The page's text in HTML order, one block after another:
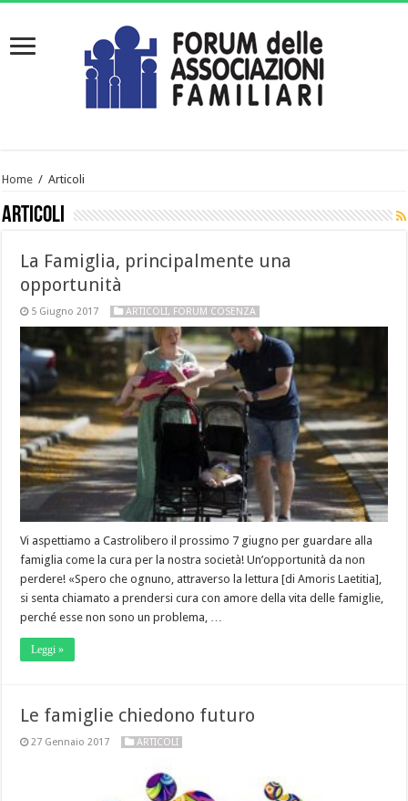
Home / Articoli
Articoli
La Famiglia, principalmente una
opportunità
5 Giugno 2017 ARTICOLI, FORUM COSENZA
Vi aspettiamo a Castrolibero il prossimo 7 giugno per guardare alla
famiglia come la cura per la nostra società! Un’opportunità da non
perdere! «Spero che ognuno, attraverso la lettura [di Amoris Laetitia],
si senta chiamato a prendersi cura con amore della vita delle famiglie,
perché esse non sono un problema, …
Leggi »
Le famiglie chiedono futuro
27 Gennaio 2017 ARTICOLI